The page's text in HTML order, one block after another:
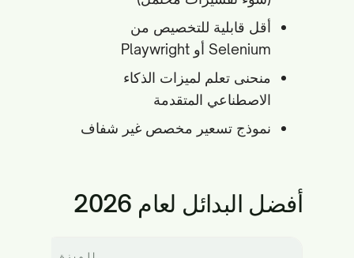
أقل قابلية للتخصيص من
Selenium أو Playwright
منحنى تعلم لميزات الذكاء
الاصطناعي المتقدمة
نموذج تسعير مخصص غير شفاف
أفضل البدائل لعام 2026